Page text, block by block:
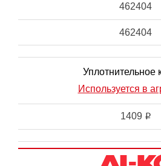
462404
462404
Уплотнительное
Используется в
1409 i